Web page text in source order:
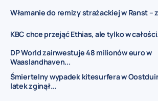
Włamanie do remizy strażackiej w Ranst –
KBC chce przejąć Ethias, ale tylko w
DP World zainwestuje 48 milionów euro w
Waaslandhaven...
Śmiertelny wypadek kitesurfera w
latek zginął...